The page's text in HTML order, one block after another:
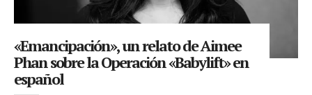
«Emancipación», un relato de Aimee
Phan sobre la Operación «Babylift» en
español